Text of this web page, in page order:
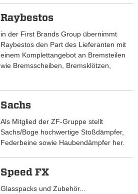
Raybestos
in der First Brands Group übernimmt
Raybestos den Part des Lieferanten mit
einem Komplettangebot an Bremsteilen
wie Bremsscheiben, Bremsklötzen,
Sachs
Als Mitglied der ZF-Gruppe stellt
Sachs/Boge hochwertige Stoßdämpfer,
Federbeine sowie Haubendämpfer her.
Speed FX
Glasspacks und Zubehör...